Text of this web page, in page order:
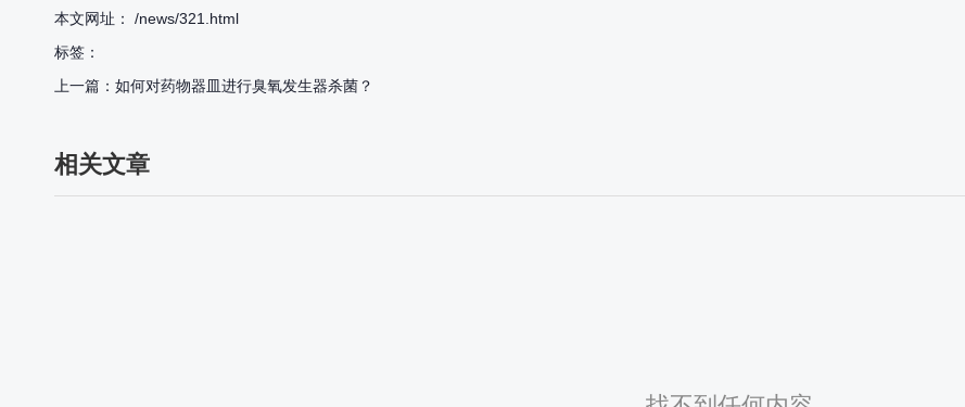
本文网址： /news/321.html
标签：
上一篇： 如何对药物器皿进行臭氧发生器杀菌？
相关文章